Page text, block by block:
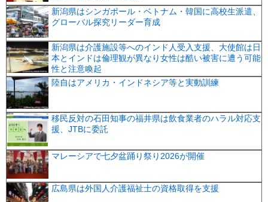
新潟県はシンガポール・ベトナム・韓国に高校生派遣、
グローバル探究リーダー育成
新潟県は介護施設等へのインド人受入支援、大使館は日
本とインドは倫理観が異なり女性は酷い被害に遭う可能
性と注意喚起
陸自はアメリカ・インドネシア等と実動訓練
移民反対の石田知事の福井県は飲食業者のハラル対応支
援、JTBに委託
マレーシアで七夕盆踊り祭り2026が開催
広島県は外国人介護福祉士の資格取得を支援